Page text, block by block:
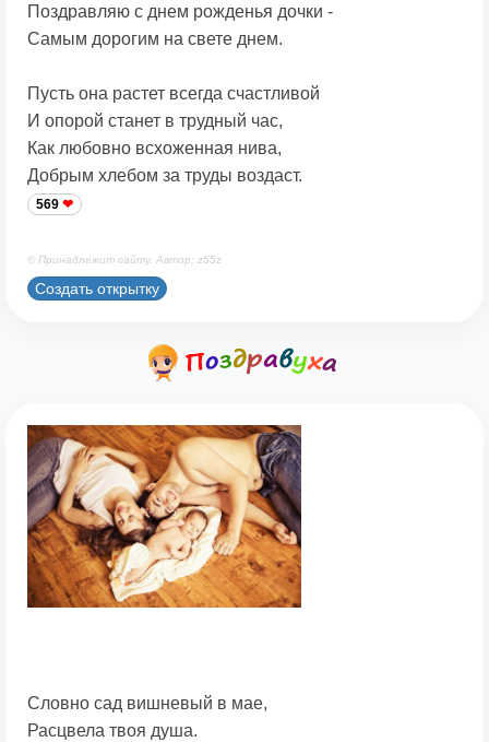
Поздравляю с днем рожденья дочки -
Самым дорогим на свете днем.
Пусть она растет всегда счастливой
И опорой станет в трудный час,
Как любовно всхоженная нива,
Добрым хлебом за труды воздаст.
569
© Принадлежит сайту. Автор: z55z
Создать открытку
Словно сад вишневый в мае,
Расцвела твоя душа.